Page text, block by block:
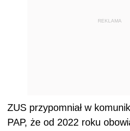
REKLAMA
ZUS przypomniał w
PAP, że od 2022 roku